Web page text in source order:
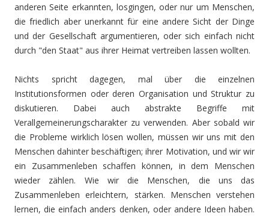
anderen Seite erkannten, losgingen, oder nur um Menschen,
die friedlich aber unerkannt für eine andere Sicht der Dinge
und der Gesellschaft argumentieren, oder sich einfach nicht
durch "den Staat" aus ihrer Heimat vertreiben lassen wollten.
Nichts spricht dagegen, mal über die einzelnen
Institutionsformen oder deren Organisation und Struktur zu
diskutieren. Dabei auch abstrakte Begriffe mit
Verallgemeinerungscharakter zu verwenden. Aber sobald wir
die Probleme wirklich lösen wollen, müssen wir uns mit den
Menschen dahinter beschäftigen; ihrer Motivation, und wir wir
ein Zusammenleben schaffen können, in dem Menschen
wieder zählen. Wie wir die Menschen, die uns das
Zusammenleben erleichtern, stärken. Menschen verstehen
lernen, die einfach anders denken, oder andere Ideen haben.